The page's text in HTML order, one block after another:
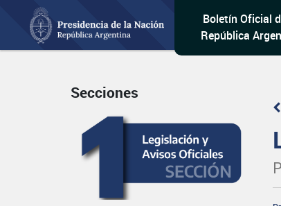
Boletín Oficial
República
Secciones